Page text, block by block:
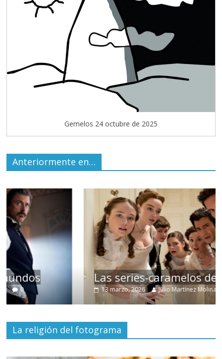
Gemelos 24 octubre de 2025
Anteriormente en…
Las series-caramelos de Shondaland
13 marzo, 2026 Julio Martínez Molina 0
La religión del fotograma